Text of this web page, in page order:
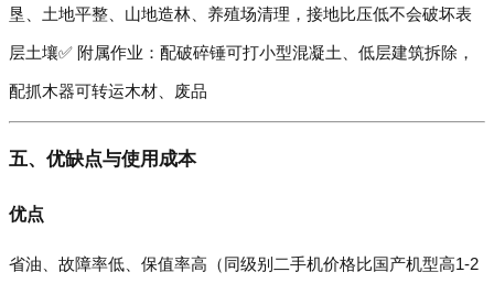
垦、土地平整、山地造林、养殖场清理，接地比压低不会破坏表
层土壤✅ 附属作业：配破碎锤可打小型混凝土、低层建筑拆除，
配抓木器可转运木材、废品
五、优缺点与使用成本
优点
省油、故障率低、保值率高（同级别二手机价格比国产机型高1-2